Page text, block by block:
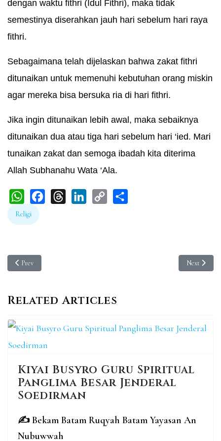
dengan waktu fithri (Idul Fithri), maka tidak
semestinya diserahkan jauh hari sebelum hari raya
fithri.
Sebagaimana telah dijelaskan bahwa zakat fithri
ditunaikan untuk memenuhi kebutuhan orang miskin
agar mereka bisa bersuka ria di hari fithri.
Jika ingin ditunaikan lebih awal, maka sebaiknya
ditunaikan dua atau tiga hari sebelum hari ‘ied. Mari
tunaikan zakat dan semoga ibadah kita diterima
Allah Subhanahu Wata ‘Ala.
WhatsAppFacebook
Religi
Previous article: Ramadan Ke-22: Tinggalkan Facebook-an dan WhatsApp-
Prev Next article:
Next
Related Articles
Kiyai Busyro Guru Spiritual
Panglima Besar Jenderal
Soedirman
Bekam Batam Ruqyah Batam Yayasan An
Nubuwwah